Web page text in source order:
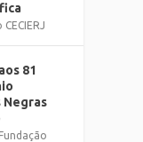
81
Negras
Fundação